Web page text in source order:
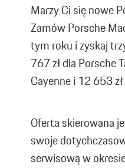
Marzy Ci się nowe
Zamów Porsche
tym roku i zyskaj
767 zł dla Porsche
Cayenne i 12 653
Oferta skierowana
swoje
serwisową w